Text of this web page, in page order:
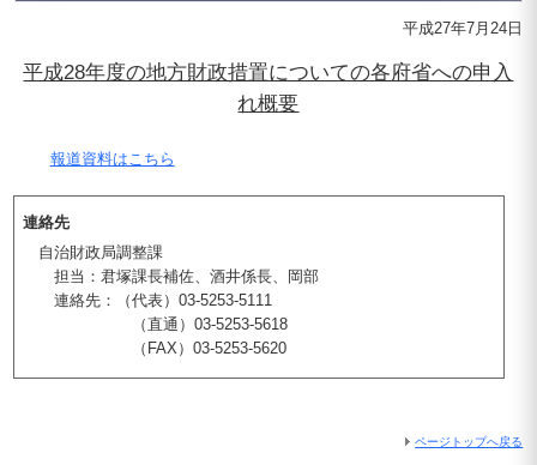
平成27年7月24日
平成28年度の地方財政措置についての各府省への申入
れ概要
報道資料はこちら
連絡先
自治財政局調整課
担当：君塚課長補佐、酒井係長、岡部
連絡先：（代表）03-5253-5111
（直通）03-5253-5618
（FAX）03-5253-5620
ページトップへ戻る